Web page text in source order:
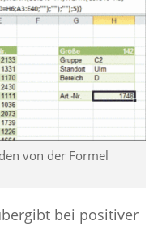
von der Formel
bei positiver